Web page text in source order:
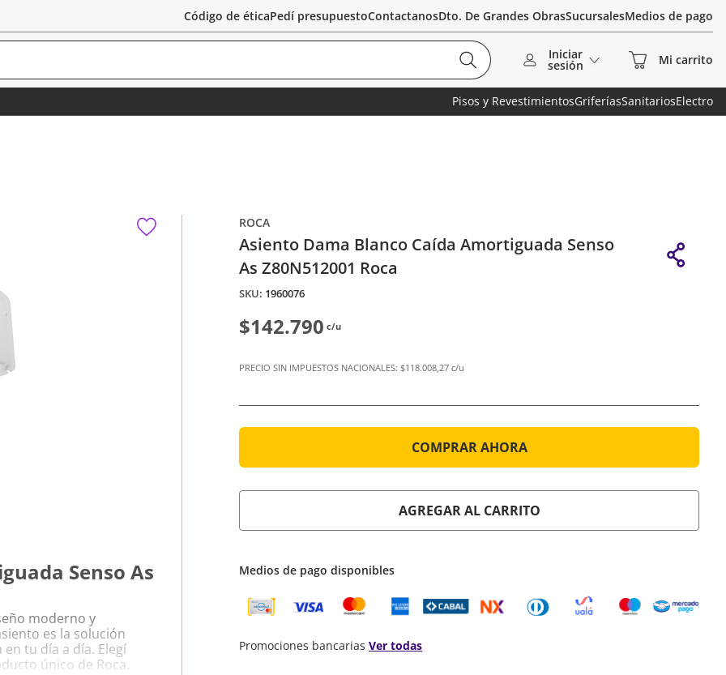
Código de éticaPedí presupuestoContactanosDto. De Grandes ObrasSucursalesMedios de pago
Iniciar
sesión
Pisos y RevestimientosGriferíasSanitariosElectro
Senso As
moderno y
es la solución
tu día a día. Elegí
único de Roca.
ROCA
Asiento Dama Blanco Caída Amortiguada Senso
As Z80N512001 Roca
: 1960076
$142.790 c/u
PRECIO SIN IMPUESTOS NACIONALES: $118.008,27 c/u
COMPRAR AHORA
AGREGAR AL CARRITO
Medios de pago disponibles
Promociones bancarias Ver todas